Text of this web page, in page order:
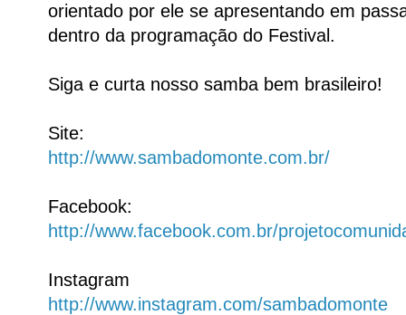
orientado por ele se apresentando em
dentro da programação do Festival.
Siga e curta nosso samba bem brasileiro!
Site:
http://www.sambadomonte.com.br/
Facebook:
http://www.facebook.com.br/
Instagram
http://www.instagram.com/sambadomonte